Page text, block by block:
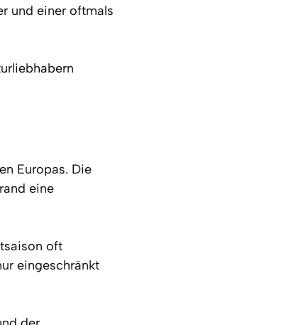
und einer oftmals
Europas. Die
eine
oft
eingeschränkt